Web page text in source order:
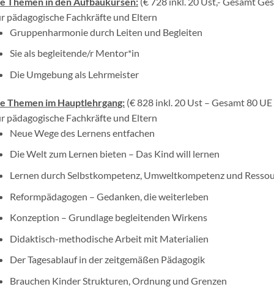
pädagogische Fachkräfte und Eltern
Gruppenharmonie durch Leiten und Begleiten
Sie als begleitende/r Mentor*in
Die Umgebung als Lehrmeister
Themen im Hauptlehrgang: (€ 828 inkl. 20 Ust – Gesamt 80 UE
pädagogische Fachkräfte und Eltern
Neue Wege des Lernens entfachen
Die Welt zum Lernen bieten – Das Kind will lernen
Lernen durch Selbstkompetenz, Umweltkompetenz und
Reformpädagogen – Gedanken, die weiterleben
Konzeption – Grundlage begleitenden Wirkens
Didaktisch-methodische Arbeit mit Materialien
Der Tagesablauf in der zeitgemäßen Pädagogik
Brauchen Kinder Strukturen, Ordnung und Grenzen